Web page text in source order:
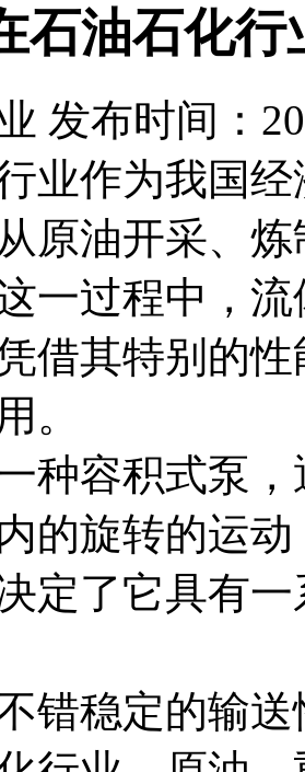
石油石化
发布时间：
业作为我国
原油开采、
一过程中，
借其特别的
。
种容积式泵
的旋转的运
定了它具有
错稳定的输送